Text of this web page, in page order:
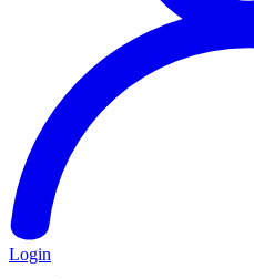
Login